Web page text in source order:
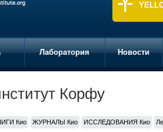
Лаборатория Новости
Корфу
Кио ЖУРНАЛЫ Кио ИССЛЕДОВАНИЯ Кио